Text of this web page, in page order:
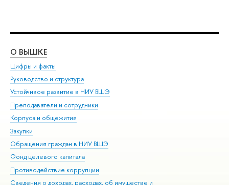
О ВЫШКЕ
Цифры и факты
Руководство и структура
Устойчивое развитие в НИУ ВШЭ
Преподаватели и сотрудники
Корпуса и общежития
Закупки
Обращения граждан в НИУ ВШЭ
Фонд целевого капитала
Противодействие коррупции
Сведения о доходах, расходах, об имуществе и